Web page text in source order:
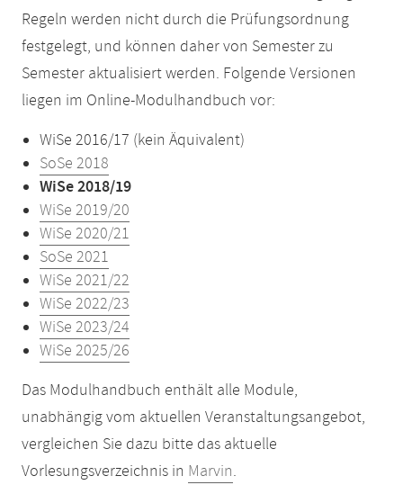
Regeln werden nicht durch die Prüfungsordnung
festgelegt, und können daher von Semester zu
Semester aktualisiert werden. Folgende Versionen
liegen im Online-Modulhandbuch vor:
WiSe 2016/17 (kein Äquivalent)
SoSe 2018
WiSe 2018/19
WiSe 2019/20
WiSe 2020/21
SoSe 2021
WiSe 2021/22
WiSe 2022/23
WiSe 2023/24
WiSe 2025/26
Das Modulhandbuch enthält alle Module,
unabhängig vom aktuellen Veranstaltungsangebot,
vergleichen Sie dazu bitte das aktuelle
Vorlesungsverzeichnis in Marvin.